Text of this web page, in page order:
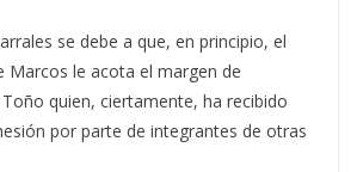
se debe a que, en principio, el
Marcos le acota el margen de
quien, ciertamente, ha recibido
por parte de integrantes de otras